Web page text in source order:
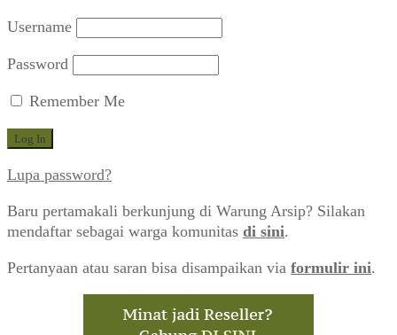
Username
Password
Remember Me
Lupa password?
Baru pertamakali berkunjung di Warung Arsip? Silakan
mendaftar sebagai warga komunitas di sini.
Pertanyaan atau saran bisa disampaikan via formulir ini.